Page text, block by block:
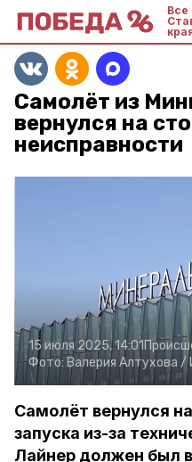
Все
Самолёт из
вернулся на
неисправности
15 июля 2025, 14:01
Фото: Валерия Алтухова /
Самолёт вернулся
запуска из-за
Лайнер должен был